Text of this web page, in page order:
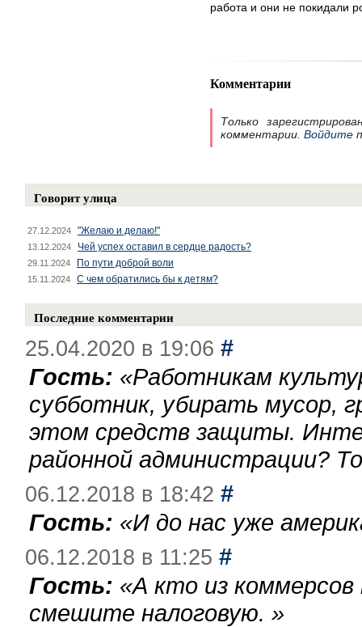
работа и они не покидали
Комментарии
Только
комментарии. Войдите
Говорит улица
27.12.2024 "Желаю и делаю!"
13.12.2024 Чей успех оставил в сердце радость?
29.11.2024 По пути доброй воли
15.11.2024 С чем обратились бы к детям?
Последние комментарии
25.04.2020 в 19:06 #
Гость: «Работникам
субботник, убирать мусор,
этом средств защиты.
районной администрации?
06.12.2018 в 18:42 #
Гость: «И до нас уже
06.12.2018 в 11:25 #
Гость: «А кто из
смешите налоговую. »